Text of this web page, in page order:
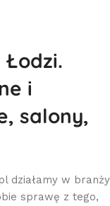
Łodzi.
i
salony,
działamy w branży
sprawę z tego,